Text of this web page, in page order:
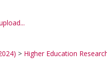
> Higher Education